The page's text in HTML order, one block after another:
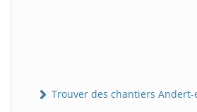
Trouver des chantiers Andert-